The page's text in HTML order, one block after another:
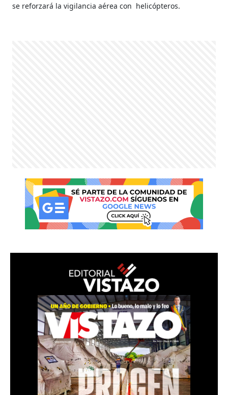
se reforzará la vigilancia aérea con helicópteros.